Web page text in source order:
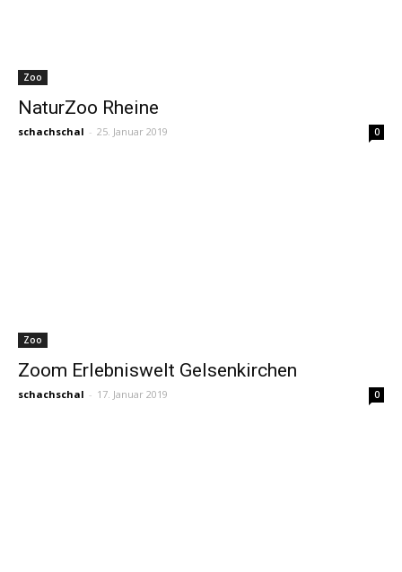
Zoo
NaturZoo Rheine
schachschal - 25. Januar 2019 0
Zoo
Zoom Erlebniswelt Gelsenkirchen
schachschal - 17. Januar 2019 0